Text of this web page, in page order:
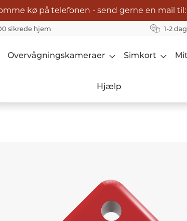
kø på telefonen - send gerne en mail
sikrede hjem 1-2
Overvågningskameraer Simkort
Hjælp